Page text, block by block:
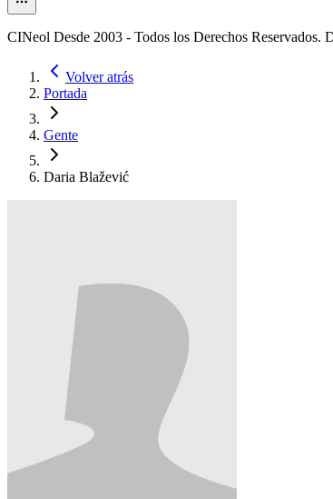
CINeol Desde 2003 - Todos los Derechos
Volver atrás
Portada
Gente
Daria Blažević